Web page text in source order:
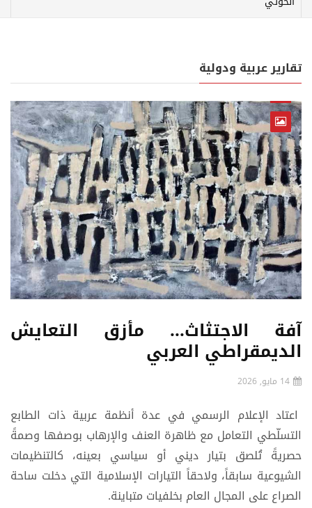
تقارير عربية ودولية
آفة الاجتثاث... مأزق التعايش
الديمقراطي العربي
14 مايو, 2026
اعتاد الإعلام الرسمي في عدة أنظمة عربية ذات الطابع
التسلّطي التعامل مع ظاهرة العنف والإرهاب بوصفها وصمةً
حصريةً تُلصق بتيار ديني أو سياسي بعينه، كالتنظيمات
الشيوعية سابقاً، ولاحقاً التيارات الإسلامية التي دخلت ساحة
الصراع على المجال العام بخلفيات متباينة.